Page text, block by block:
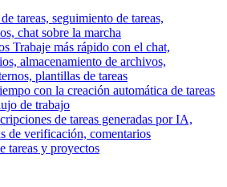
tareas, seguimiento de tareas,
chat sobre la marcha
Trabaje más rápido con el chat,
almacenamiento de archivos,
plantillas de tareas
con la creación automática de tareas
de trabajo
de tareas generadas por IA,
de verificación, comentarios
tareas y proyectos